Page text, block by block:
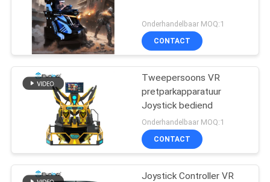
Onderhandelbaar MOQ:1
CONTACT
Tweepersoons VR
pretparkapparatuur
Joystick bediend
Onderhandelbaar MOQ:1
CONTACT
Joystick Controller VR